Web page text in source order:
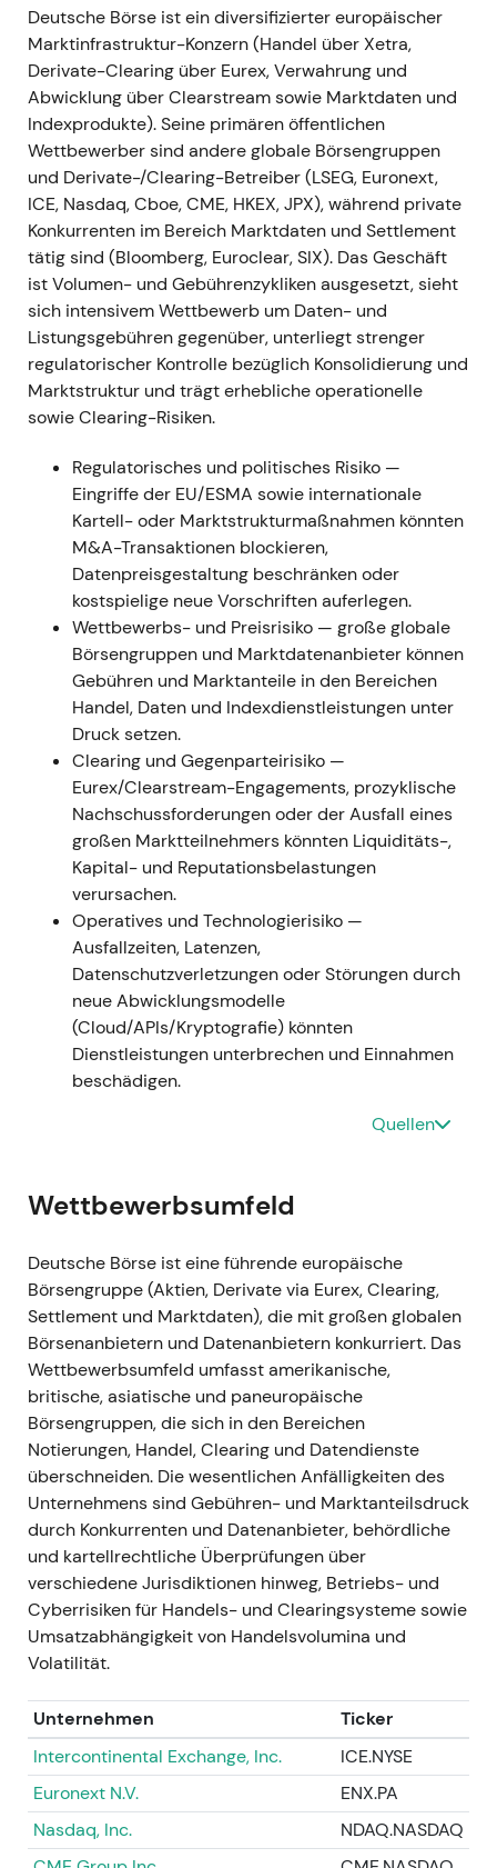
Wachstum in Fondsdiensten, ISS und EEX-
Rohstoffen kompensierte die Zyklik im
Handelsgeschäft und stärkte das Vertrauen der
Investoren in wiederkehrende Erträge.[2],[8]-
Charttechnisch: Risikoreduktion nach den
Ergebnissen; die Aktie bewegte sich in einer
Konsolidierungszone mit einer moderaten
Aufwärtsbewegung nach Bestätigung der Ziele.[8]
### Mär 2022 - Übernahme des luxemburgischen
Fondsdatendienstleisters Kneip (100%), Abschluss
Ende März 2022, Integration in den Bereich Fund
Services.[44],[45]- Der Markt wertete dies als
gezielten Ausbau des Fondsdaten- und
Servicegeschäfts — Aufbau eines luxemburgischen
Fondsdaten-Hubs zur Stärkung des säkularen
Charttechnisch: Positiv für die Fund-Services-
These; Kursauswirkung insgesamt begrenzt
(Seitwärtsbewegung).[44]
### 27. Apr 2023 - Bekanntgabe eines
empfohlenen Barangebots für SimCorp A/S zu DKK
735 je Aktie (≈3,9 Mrd. €); geplant war die
Zusammenführung von Qontigo und ISS in einem
neuen Segment Investment Management Solutions
(IMS); Finanzierung überwiegend
fremdkapitalbasiert
(Brückenkredit/Anleihenemission).[49]
Der Markt betrachtete den Schritt als strategische
Neuausrichtung (Software + Daten + Indizes), die
Deutsche Börse klar als Konsolidierer im Bereich
Investment-Management-Lösungen positioniert —
Investoren zeigten sich jedoch besorgt über den
Anstieg des Verschuldungsgrads und
Integrationsrisiken. [49],[9],[10]
Unmittelbar negative Reaktion — die Aktie verlor
nach der Ankündigung deutlich an Wert,
kurzfristiger Rücksetzer mit erhöhter Volatilität.
Abschlussergebnis der Übernahme: Deutsche Börse
SimCorp in den Konzern; zur Finanzierung wurden
für das Geschäftsjahr 2023 wurde ein
entsprechender Umsatzbeitrag ausgewiesen.[51],
[10],[15]- S&P stufte Deutsche Börse aufgrund des
gestiegenen Verschuldungsgrads auf AA− herab,
was kurzfristig für Unbehagen sorgte. Gleichzeitig
erkannte der Markt den wesentlichen
Umsatzbeitrag von SimCorp für 2023 sowie die
längerfristige strategische Logik des IMS-Segments
an.[20],[9],[15] - Charttechnisch: Kursrückgang
rund um Abschluss und Herabstufung, gefolgt von
einer schrittweisen Erholung, sobald Integration und
Umsatzbeitrag sichtbarer wurden (Rücksetzer →
partielle Erholung).[20],[15]
### Aug–Okt 2023 - Weitere gezielte M&A-
Schritte und strategische Initiativen: Übernahme
Fondsvertrieb) sowie Beteiligung an
Brancheninitiativen, darunter das EuroCTP-Joint-
Venture für konsolidierte Marktdaten.[11],[18]- Die
mehrdimensionale Strategie wurde unterstrichen
(Fondsvertrieb, digitale Assets, konsolidierte
Marktdaten); Investoren sahen eine breitere
Deutsche Börse ist ein diversifizierter europäischer
Marktinfrastruktur-Konzern (Handel über Xetra,
Derivate-Clearing über Eurex, Verwahrung und
Abwicklung über Clearstream sowie Marktdaten und
Indexprodukte). Seine primären öffentlichen
Wettbewerber sind andere globale Börsengruppen
und Derivate-/Clearing-Betreiber (LSEG, Euronext,
ICE, Nasdaq, Cboe, CME, HKEX, JPX), während private
Konkurrenten im Bereich Marktdaten und Settlement
tätig sind (Bloomberg, Euroclear, SIX). Das Geschäft
ist Volumen- und Gebührenzykliken ausgesetzt, sieht
sich intensivem Wettbewerb um Daten- und
Listungsgebühren gegenüber, unterliegt strenger
regulatorischer Kontrolle bezüglich Konsolidierung und
Marktstruktur und trägt erhebliche operationelle
sowie Clearing-Risiken.
Regulatorisches und politisches Risiko —
Eingriffe der EU/ESMA sowie internationale
Kartell- oder Marktstrukturmaßnahmen könnten
M&A-Transaktionen blockieren,
Datenpreisgestaltung beschränken oder
kostspielige neue Vorschriften auferlegen.
Wettbewerbs- und Preisrisiko — große globale
Börsengruppen und Marktdatenanbieter können
Gebühren und Marktanteile in den Bereichen
Handel, Daten und Indexdienstleistungen unter
Druck setzen.
Clearing und Gegenparteirisiko —
Eurex/Clearstream-Engagements, prozyklische
Nachschussforderungen oder der Ausfall eines
großen Marktteilnehmers könnten Liquiditäts-,
Kapital- und Reputationsbelastungen
verursachen.
Operatives und Technologierisiko —
Ausfallzeiten, Latenzen,
Datenschutzverletzungen oder Störungen durch
neue Abwicklungsmodelle
(Cloud/APIs/Kryptografie) könnten
Dienstleistungen unterbrechen und Einnahmen
beschädigen.
Quellen
Wettbewerbsumfeld
Deutsche Börse ist eine führende europäische
Börsengruppe (Aktien, Derivate via Eurex, Clearing,
Settlement und Marktdaten), die mit großen globalen
Börsenanbietern und Datenanbietern konkurriert. Das
Wettbewerbsumfeld umfasst amerikanische,
britische, asiatische und paneuropäische
Börsengruppen, die sich in den Bereichen
Notierungen, Handel, Clearing und Datendienste
überschneiden. Die wesentlichen Anfälligkeiten des
Unternehmens sind Gebühren- und Marktanteilsdruck
durch Konkurrenten und Datenanbieter, behördliche
und kartellrechtliche Überprüfungen über
verschiedene Jurisdiktionen hinweg, Betriebs- und
Cyberrisiken für Handels- und Clearingsysteme sowie
Umsatzabhängigkeit von Handelsvolumina und
Volatilität.
Unternehmen
Ticker
Intercontinental Exchange, Inc.
ICE.NYSE
Euronext N.V.
ENX.PA
Nasdaq, Inc.
NDAQ.NASDAQ